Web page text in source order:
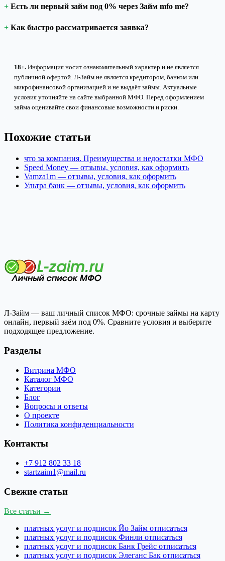
Есть ли первый займ под 0% через Займ mfo me?
Как быстро рассматривается заявка?
18+. Информация носит ознакомительный характер и не является
публичной офертой. Л-Займ не является кредитором, банком или
микрофинансовой организацией и не выдаёт займы. Актуальные
условия уточняйте на сайте выбранной МФО. Перед оформлением
займа оценивайте свои финансовые возможности и риски.
Похожие статьи
что за компания. Преимущества и недостатки МФО
Speed Money — отзывы, условия, как оформить
Vamza1m — отзывы, условия, как оформить
Ультра банк — отзывы, условия, как оформить
Л-Займ — ваш личный список МФО: срочные займы на карту
онлайн, первый заём под 0%. Сравните условия и выберите
подходящее предложение.
Разделы
Витрина МФО
Каталог МФО
Категории
Блог
Вопросы и ответы
О проекте
Политика конфиденциальности
Контакты
+7 912 802 33 18
startzaim1@mail.ru
Свежие статьи
Все статьи →
платных услуг и подписок Йо Займ отписаться
платных услуг и подписок Финли отписаться
платных услуг и подписок Банк Грейс отписаться
платных услуг и подписок Элеганс Бак отписаться